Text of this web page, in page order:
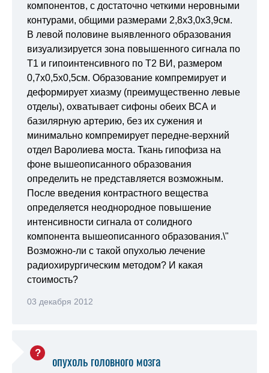
компонентов, с достаточно четкими неровными
контурами, общими размерами 2,8х3,0х3,9см.
В левой половине выявленного образования
визуализируется зона повышенного сигнала по
Т1 и гипоинтенсивного по Т2 ВИ, размером
0,7х0,5х0,5см. Образование компремирует и
деформирует хиазму (преимущественно левые
отделы), охватывает сифоны обеих ВСА и
базилярную артерию, без их сужения и
минимально компремирует передне-верхний
отдел Варолиева моста. Ткань гипофиза на
фоне вышеописанного образования
определить не представляется возможным.
После введения контрастного вещества
определяется неоднородное повышение
интенсивности сигнала от солидного
компонента вышеописанного образования.\"
Возможно-ли с такой опухолью лечение
радиохирургическим методом? И какая
стоимость?
03 декабря 2012
опухоль головного мозга